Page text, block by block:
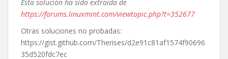
Esta solución ha sido extraída de
https://forums.linuxmint.com/viewtopic.php?t=352677
Otras soluciones no probadas:
https://gist.github.com/Therises/d2e91c81af1574f90696
35d520fdc7ec